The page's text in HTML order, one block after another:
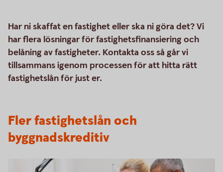
Har ni skaffat en fastighet eller ska ni göra det? Vi
har flera lösningar för fastighetsfinansiering och
belåning av fastigheter. Kontakta oss så går vi
tillsammans igenom processen för att hitta rätt
fastighetslån för just er.
Fler fastighetslån och
byggnadskreditiv